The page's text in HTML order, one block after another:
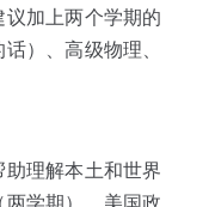
加上两个学期的
）、高级物理、
理解本土和世界